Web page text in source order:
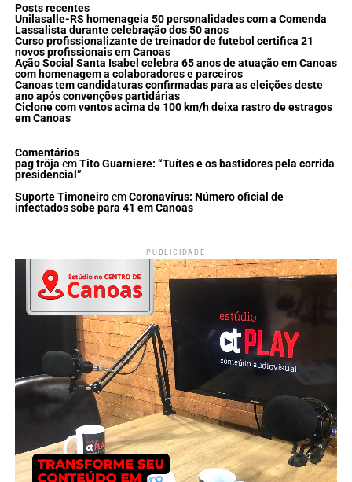
Posts recentes
Unilasalle-RS homenageia 50 personalidades com a Comenda
Lassalista durante celebração dos 50 anos
Curso profissionalizante de treinador de futebol certifica 21
novos profissionais em Canoas
Ação Social Santa Isabel celebra 65 anos de atuação em Canoas
com homenagem a colaboradores e parceiros
Canoas tem candidaturas confirmadas para as eleições deste
ano após convenções partidárias
Ciclone com ventos acima de 100 km/h deixa rastro de estragos
em Canoas
Comentários
pag tröja emTito Guarniere: “Tuítes e os bastidores pela corrida
presidencial”
Suporte TimoneiroemCoronavírus: Número oficial de
infectados sobe para 41 em Canoas
PUBLICIDADE